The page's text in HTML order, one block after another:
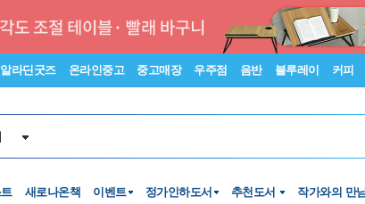
알라딘굿즈 온라인중고 중고매장 우주점 음반 블루레이 커피
새로나온책 이벤트 정가인하도서 추천도서 작가와의 만